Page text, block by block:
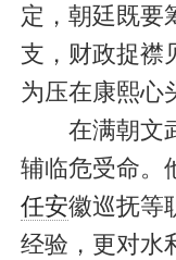
定，朝廷既要
支，财政捉襟
为压在康熙心
在满朝文武
辅临危受命。
任安徽巡抚等
经验，更对水